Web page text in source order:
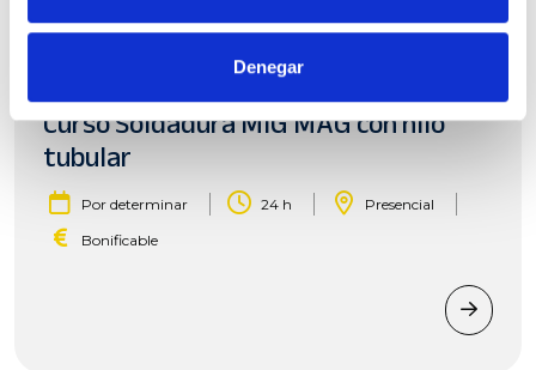
Denegar
Curso Soldadura MIG MAG con hilo
tubular
Por determinar | 24 h | Presencial |
Bonificable